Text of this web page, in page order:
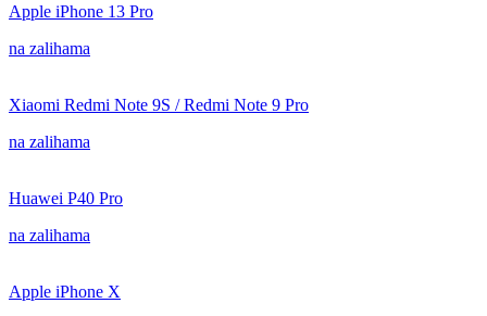
Apple iPhone 13 Pro
na zalihama
Xiaomi Redmi Note 9S / Redmi Note 9 Pro
na zalihama
Huawei P40 Pro
na zalihama
Apple iPhone X